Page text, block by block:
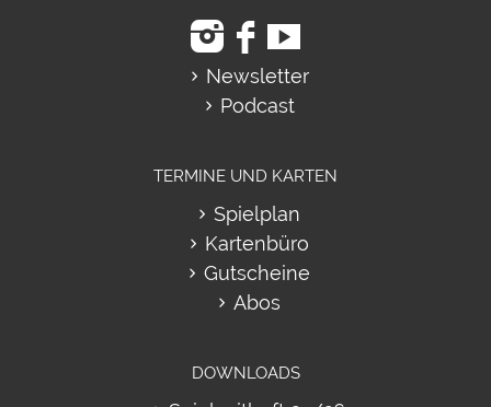
Newsletter
Podcast
TERMINE UND KARTEN
Spielplan
Kartenbüro
Gutscheine
Abos
DOWNLOADS